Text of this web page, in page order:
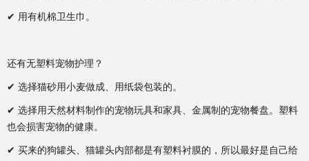
✔ 用有机棉卫生巾。
还有无塑料宠物护理？
✔ 选择猫砂用小麦做成、用纸袋包装的。
✔ 选择用天然材料制作的宠物玩具和家具、金属制的宠物餐盘。塑料
也会损害宠物的健康。
✔ 买来的狗罐头、猫罐头内部都是有塑料衬膜的，所以最好是自己给